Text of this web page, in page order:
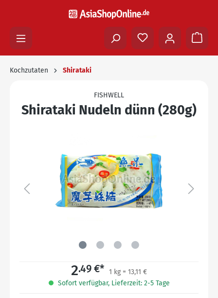
Kochzutaten Shirataki
FISHWELL
Shirataki Nudeln dünn (280g)
2.49 €* 1 kg = 13,11 €
Sofort verfügbar, Lieferzeit: 2-5 Tage